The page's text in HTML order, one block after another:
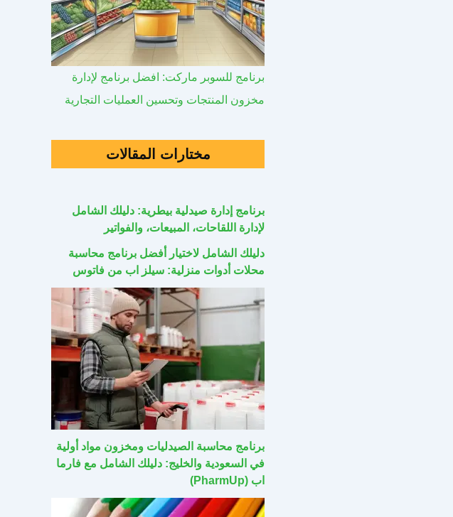
برنامج للسوبر ماركت: افضل برنامج لإدارة
مخزون المنتجات وتحسين العمليات التجارية
مختارات المقالات
برنامج إدارة صيدلية بيطرية: دليلك الشامل
لإدارة اللقاحات، المبيعات، والفواتير
دليلك الشامل لاختيار أفضل برنامج محاسبة
محلات أدوات منزلية: سيلز اب من فاتوس
برنامج محاسبة الصيدليات ومخزون مواد أولية
في السعودية والخليج: دليلك الشامل مع فارما
اب (PharmUp)